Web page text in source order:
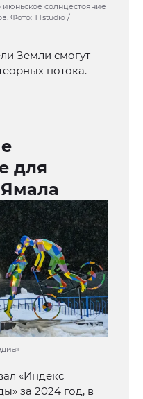
июньское солнцестояние
Фото: TTstudio /
Земли смогут
потока.
для
«Индекс
за 2024 год, в